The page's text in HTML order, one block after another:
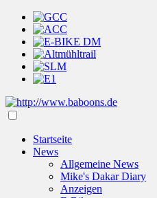
Startseite
News
Allgemeine News
Mike's Dakar Diary
Anzeigen